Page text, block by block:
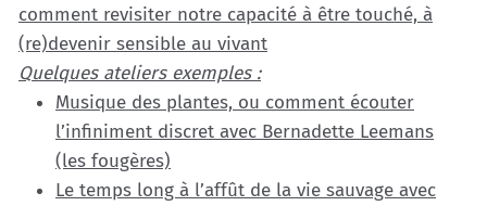
comment revisiter notre capacité à être touché, à
(re)devenir sensible au vivant
Quelques ateliers exemples :
Musique des plantes, ou comment écouter
l’infiniment discret avec Bernadette Leemans
(les fougères)
Le temps long à l’affût de la vie sauvage avec